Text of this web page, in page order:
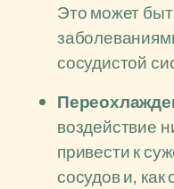
Это может
сосудистой
воздействие
привести к
сосудов и,